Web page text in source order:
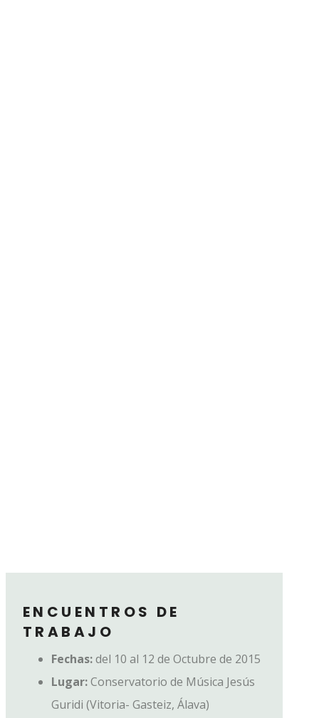
ENCUENTROS DE
TRABAJO
Fechas:del 10 al 12 de Octubre de 2015
Lugar:Conservatorio de Música Jesús
Guridi (Vitoria- Gasteiz, Álava)